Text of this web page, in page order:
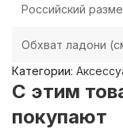
Российский
Обхват ладони
Категории:
C этим
покупают